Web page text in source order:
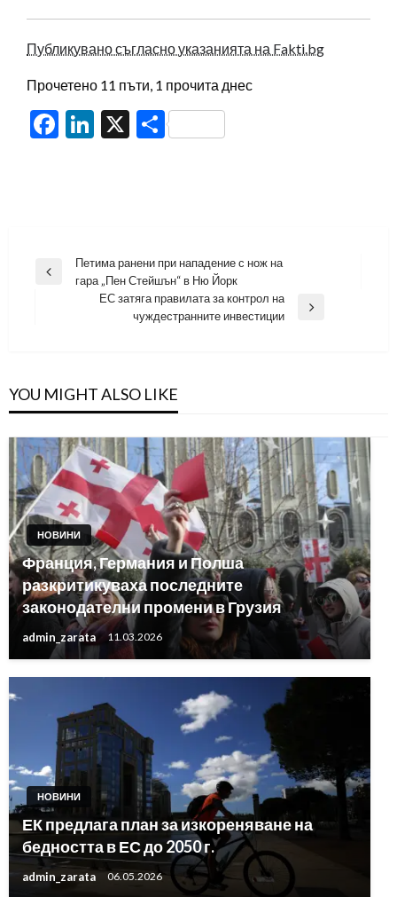
Публикувано съгласно указанията на Fakti.bg
Прочетено 11 пъти, 1 прочита днес
Facebook
LinkedIn
X Share
Навигация
Previous
Петима ранени при нападение с нож на
гара „Пен Стейшън“ в Ню Йорк
ЕС затяга правилата за контрол на
чуждестранните инвестиции
YOU MIGHT ALSO LIKE
НОВИНИ
Франция, Германия и Полша
разкритикуваха последните
законодателни промени в Грузия
admin_zarata 11.03.2026
НОВИНИ
ЕК предлага план за изкореняване на
бедността в ЕС до 2050 г.
admin_zarata 06.05.2026